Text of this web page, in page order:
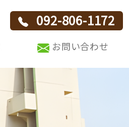
092-806-1172
お問い合わせ